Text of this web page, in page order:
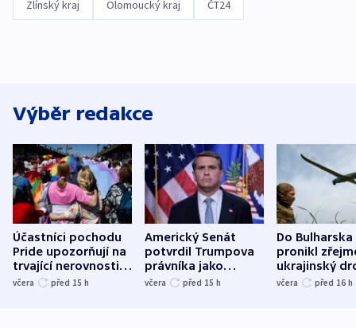
Zlínský kraj Olomoucký kraj ČT24
Výběr redakce
Účastníci pochodu
Pride upozorňují na
trvající nerovnosti i
společenskou
včera před 15 h
Americký Senát
potvrdil Trumpova
právníka jako
ministra
včera před 15 h
Do Bulharska
pronikl
ukrajinský
explodoval
včera před 16 h